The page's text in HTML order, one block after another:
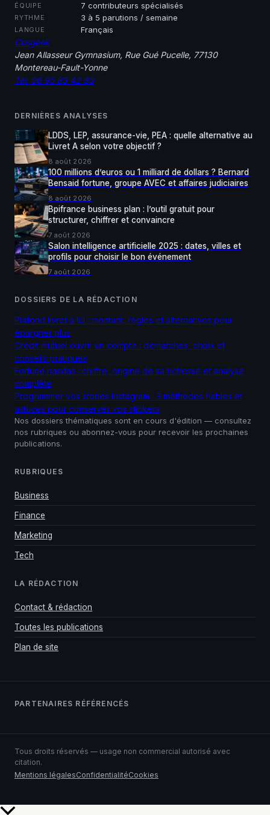
ÉQUIPE 7 contributeurs spécialisés
RYTHME 3 à 5 parutions / semaine
LANGUE Français
Cosgeek
Jean Allasseur Gymnasium, Rue Gué Pucelle, 77130
Montereau-Fault-Yonne
Tél. 06 95 83 42 83
DERNIÈRES ANALYSES
LDDS, LEP, assurance-vie, PEA : quelle alternative au
Livret A selon votre objectif ?
8 août 2026
100 millions d’euros ou 1 milliard de dollars ? Bernard
Bensaid fortune, groupe AVEC et affaires judiciaires
8 août 2026
Bpifrance business plan : l’outil gratuit pour
structurer, chiffrer et convaincre
7 août 2026
Salon intelligence artificielle 2025 : dates, villes et
profils pour choisir le bon événement
7 août 2026
DOSSIERS DE LA RÉDACTION
Plafond livret a lcl : montant, règles et alternatives pour
épargner plus
Crédit mutuel ouvrir un compte : démarches, choix et
conseils pratiques
Fortune nasdas : chiffre, origine de sa richesse et analyse
complète
Programmer vos stories Instagram : 3 méthodes fiables et
astuces pour conserver vos stickers
Nos dossiers thématiques sont en cours d'édition — consultez
nos rubriques ou abonnez-vous pour recevoir les prochaines
publications.
RUBRIQUES
Business
Finance
Marketing
Tech
LA RÉDACTION
Contact & rédaction
Toutes les publications
Plan de site
PARTENAIRES RÉFÉRENCÉS
Tous droits réservés — usage non commercial autorisé avec
citation.
Mentions légalesConfidentialitéCookies